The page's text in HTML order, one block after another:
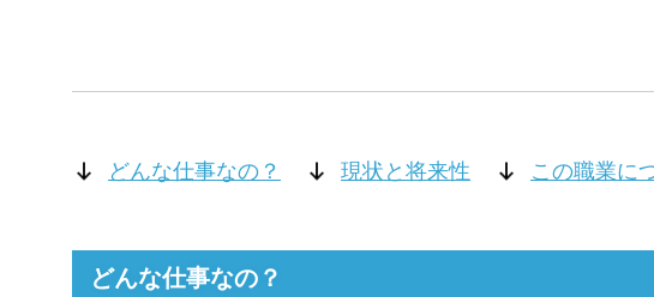
どんな仕事なの？ 現状と将来性 この職業に
どんな仕事なの？